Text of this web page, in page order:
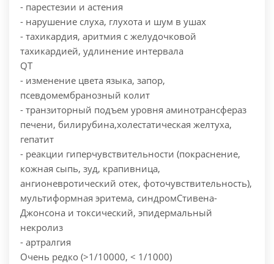
- парестезии и астения
- нарушение слуха, глухота и шум в ушах
- тахикардия, аритмия с желудочковой
тахикардией, удлинение интервала
QT
- изменение цвета языка, запор,
псевдомембранозный колит
- транзиторный подъем уровня аминотрансфераз
печени, билирубина,холестатическая желтуха,
гепатит
- реакции гиперчувствительности (покраснение,
кожная сыпь, зуд, крапивница,
ангионевротический отек, фоточувствительность),
мультиформная эритема, синдромСтивена-
Джонсона и токсический, эпидермальный
некролиз
- артралгия
Очень редко (>1/10000, < 1/1000)